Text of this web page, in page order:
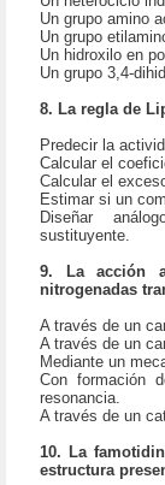
Un grupo amino
Un grupo
Un hidroxilo en
Un grupo 3,4-
8. La regla de
Predecir la
Calcular el
Calcular el
Estimar si un
Diseñar
sustituyente.
9. La acción
nitrogenadas
A través de un
A través de un
Mediante un
Con formación
resonancia.
A través de un
10. La
estructura